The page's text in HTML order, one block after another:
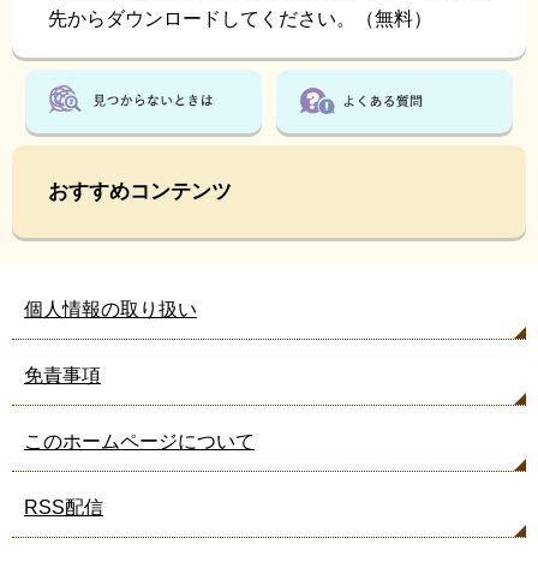
先からダウンロードしてください。（無料）
おすすめコンテンツ
個人情報の取り扱い
免責事項
このホームページについて
RSS配信